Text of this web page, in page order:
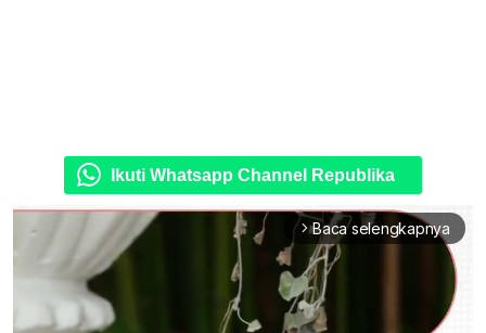
Ikuti Whatsapp Channel Republika
arrow_forward_ios Baca selengkapnya